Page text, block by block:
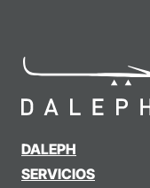
DALEPH
SERVICIOS